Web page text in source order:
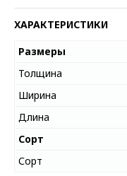
ХАРАКТЕРИСТИКИ
Размеры
Толщина
Ширина
Длина
Сорт
Сорт